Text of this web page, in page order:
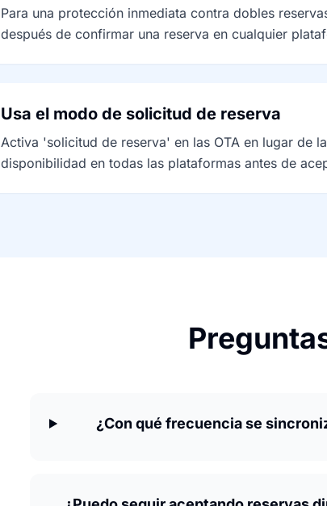
Para una protección inmediata contra dobles
después de confirmar una reserva en cualquier
Usa el modo de solicitud de reserva
Activa 'solicitud de reserva' en las OTA en lugar de
disponibilidad en todas las plataformas antes de
¿Con qué frecuencia se